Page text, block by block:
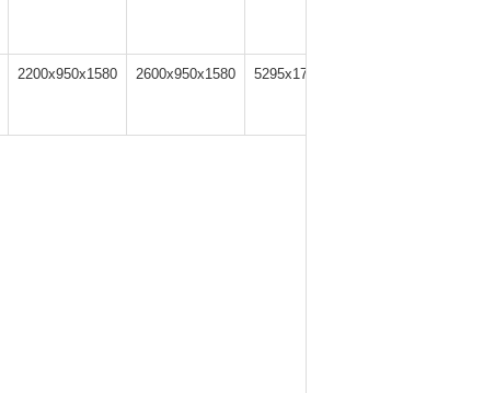
2200x950x1580 2600x950x1580 5295x1789x170